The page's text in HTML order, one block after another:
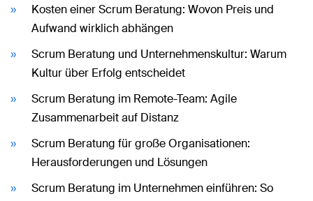
Kosten einer Scrum Beratung: Wovon Preis und
Aufwand wirklich abhängen
Scrum Beratung und Unternehmenskultur: Warum
Kultur über Erfolg entscheidet
Scrum Beratung im Remote-Team: Agile
Zusammenarbeit auf Distanz
Scrum Beratung für große Organisationen:
Herausforderungen und Lösungen
Scrum Beratung im Unternehmen einführen: So